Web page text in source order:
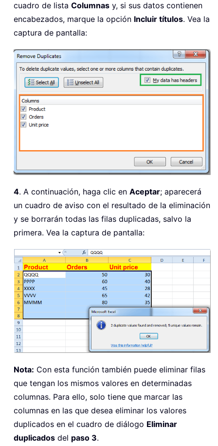
cuadro de lista Columnas y, si sus datos contienen
encabezados, marque la opción Incluir títulos. Vea la
captura de pantalla:
4. A continuación, haga clic en Aceptar; aparecerá
un cuadro de aviso con el resultado de la eliminación
y se borrarán todas las filas duplicadas, salvo la
primera. Vea la captura de pantalla:
Nota: Con esta función también puede eliminar filas
que tengan los mismos valores en determinadas
columnas. Para ello, solo tiene que marcar las
columnas en las que desea eliminar los valores
duplicados en el cuadro de diálogo Eliminar
duplicados del paso 3.